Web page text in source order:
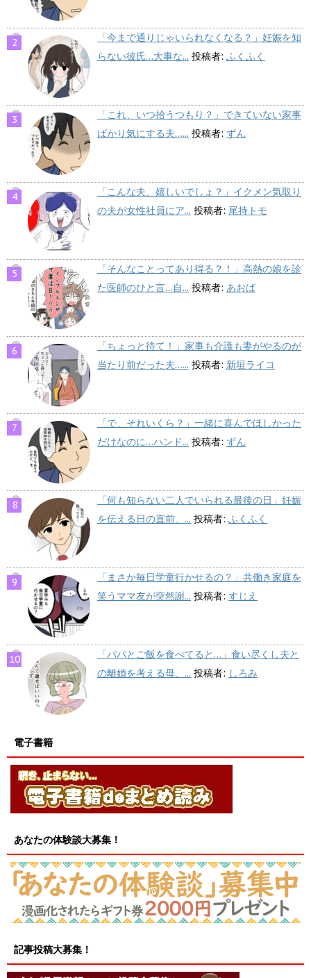
「今まで通りじゃいられなくなる？」妊娠を知
らない彼氏…大事な... 投稿者: ふくふく
「これ、いつ拾うつもり？」できていない家事
ばかり気にする夫…... 投稿者: ずん
「こんな夫、嬉しいでしょ？」イクメン気取り
の夫が女性社員にア... 投稿者: 尾持トモ
「そんなことってあり得る？！」高熱の娘を診
た医師のひと言…自... 投稿者: あおば
「ちょっと待て！」家事も介護も妻がやるのが
当たり前だった夫…... 投稿者: 新垣ライコ
「で、それいくら？」一緒に喜んでほしかった
だけなのに…ハンド... 投稿者: ずん
「何も知らない二人でいられる最後の日」妊娠
を伝える日の直前、... 投稿者: ふくふく
「まさか毎日学童行かせるの？」共働き家庭を
笑うママ友が突然謝... 投稿者: すじえ
「パパとご飯を食べてると…」食い尽くし夫と
の離婚を考える母、... 投稿者: しろみ
電子書籍
あなたの体験談大募集！
記事投稿大募集！